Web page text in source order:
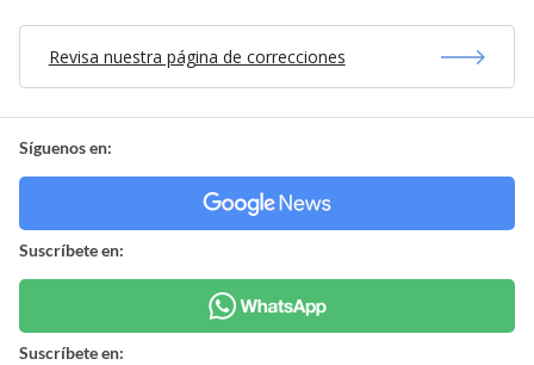
Revisa nuestra página de correcciones
Síguenos en:
Suscríbete en:
Suscríbete en: